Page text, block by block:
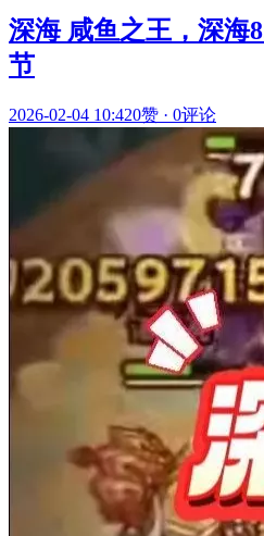
深海 咸鱼之王，深海
节
2026-02-04 10:420赞 · 0评论